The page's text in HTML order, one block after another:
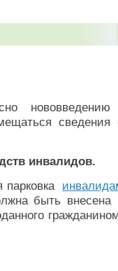
нововведению
сведения
инвалидов.
быть внесена